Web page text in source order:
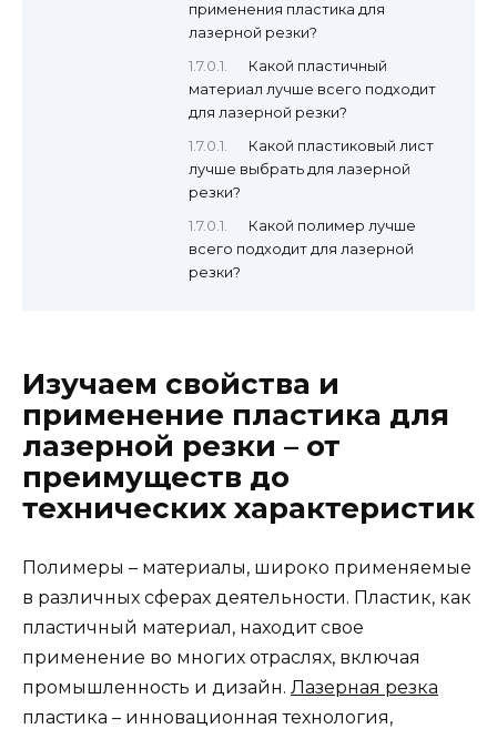
применения пластика для
лазерной резки?
Какой пластичный
материал лучше всего подходит
для лазерной резки?
Какой пластиковый лист
лучше выбрать для лазерной
резки?
Какой полимер лучше
всего подходит для лазерной
резки?
Изучаем свойства и
применение пластика для
лазерной резки – от
преимуществ до
технических характеристик
Полимеры – материалы, широко применяемые
в различных сферах деятельности. Пластик, как
пластичный материал, находит свое
применение во многих отраслях, включая
промышленность и дизайн. Лазерная резка
пластика – инновационная технология,